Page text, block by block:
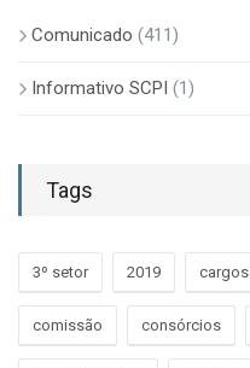
Comunicado (411)
Informativo SCPI (1)
Tags
3º setor 2019 cargos
comissão consórcios